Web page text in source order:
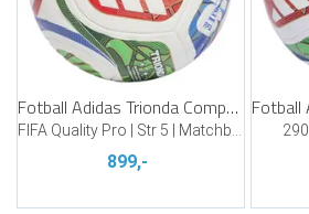
Fotball Adidas Trionda Competition
899,-